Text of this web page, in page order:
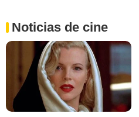
Noticias de cine